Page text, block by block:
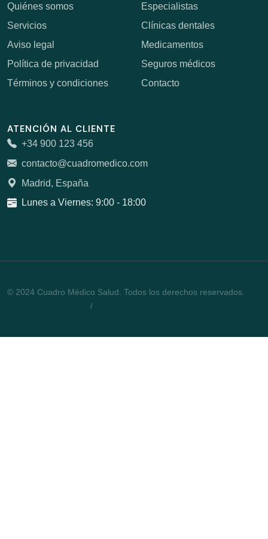
Quiénes somos
Servicios
Aviso legal
Política de privacidad
Términos y condiciones
Especialistas
Clínicas dentales
Medicamentos
Seguros médicos
Contacto
ATENCIÓN AL CLIENTE
+34 900 123 456
contacto@cuadromedico.com
Madrid, España
Lunes a Viernes: 9:00 - 18:00
© 2024 Cuadro Médico Salud. Todos los derechos reservados.
/